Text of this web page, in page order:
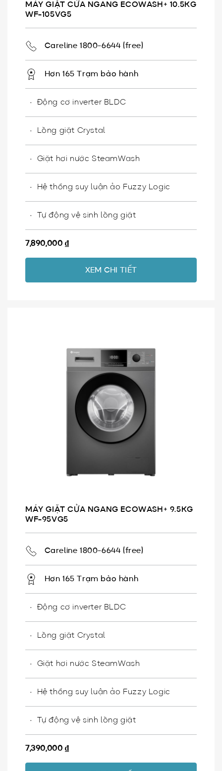
MÁY GIẶT CỬA NGANG ECOWASH+ 10.5KG
WF-105VG5
Careline 1800-6644 (free)
Hơn 165 Trạm bảo hành
Động cơ inverter BLDC
Lồng giặt Crystal
Giặt hơi nước SteamWash​
Hệ thống suy luận ảo​ Fuzzy Logic
Tự động vệ sinh lồng giặt​
7,890,000 ₫
XEM CHI TIẾT
MÁY GIẶT CỬA NGANG ECOWASH+ 9.5KG
WF-95VG5
Careline 1800-6644 (free)
Hơn 165 Trạm bảo hành
Động cơ inverter BLDC
Lồng giặt Crystal
Giặt hơi nước SteamWash​
Hệ thống suy luận ảo​ Fuzzy Logic
Tự động vệ sinh lồng giặt​
7,390,000 ₫